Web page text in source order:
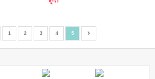
1 2 3 4 5